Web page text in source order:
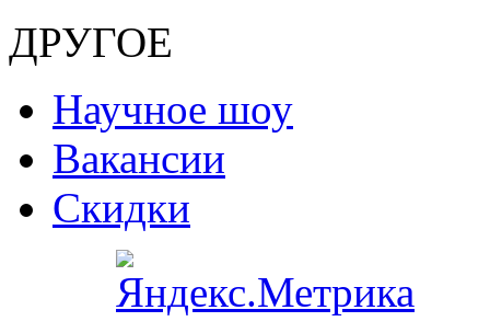
ДРУГОЕ
Научное шоу
Вакансии
Скидки